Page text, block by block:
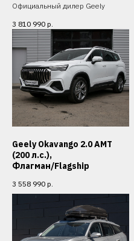
Официальный дилер Geely
3 810 990 р.
Geely Okavango 2.0 АМТ
(200 л.с.),
Флагман/Flagship
3 558 990 р.